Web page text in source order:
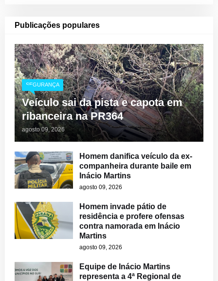
Publicações populares
SEGURANÇA
Veículo sai da pista e capota em
ribanceira na PR364
agosto 09, 2026
Homem danifica veículo da ex-
companheira durante baile em
Inácio Martins
agosto 09, 2026
Homem invade pátio de
residência e profere ofensas
contra namorada em Inácio
Martins
agosto 09, 2026
Equipe de Inácio Martins
representa a 4ª Regional de